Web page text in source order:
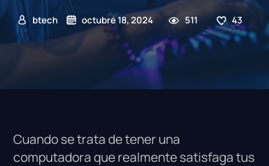
btech octubre 18, 2024 511 43
Cuando se trata de tener una
computadora que realmente satisfaga tus